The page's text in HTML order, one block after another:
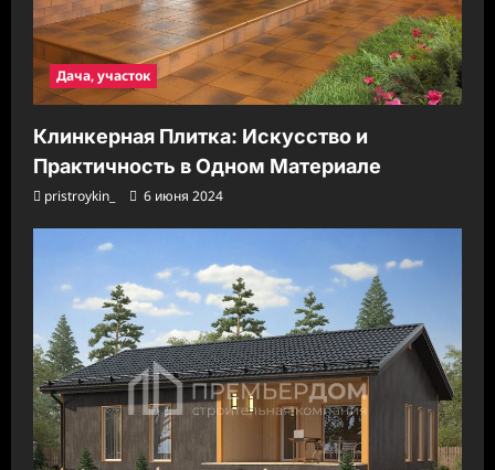
Дача, участок
Клинкерная Плитка: Искусство и
Практичность в Одном Материале
pristroykin_ 6 июня 2024